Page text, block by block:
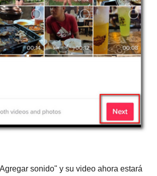
sonido" y su video ahora estará